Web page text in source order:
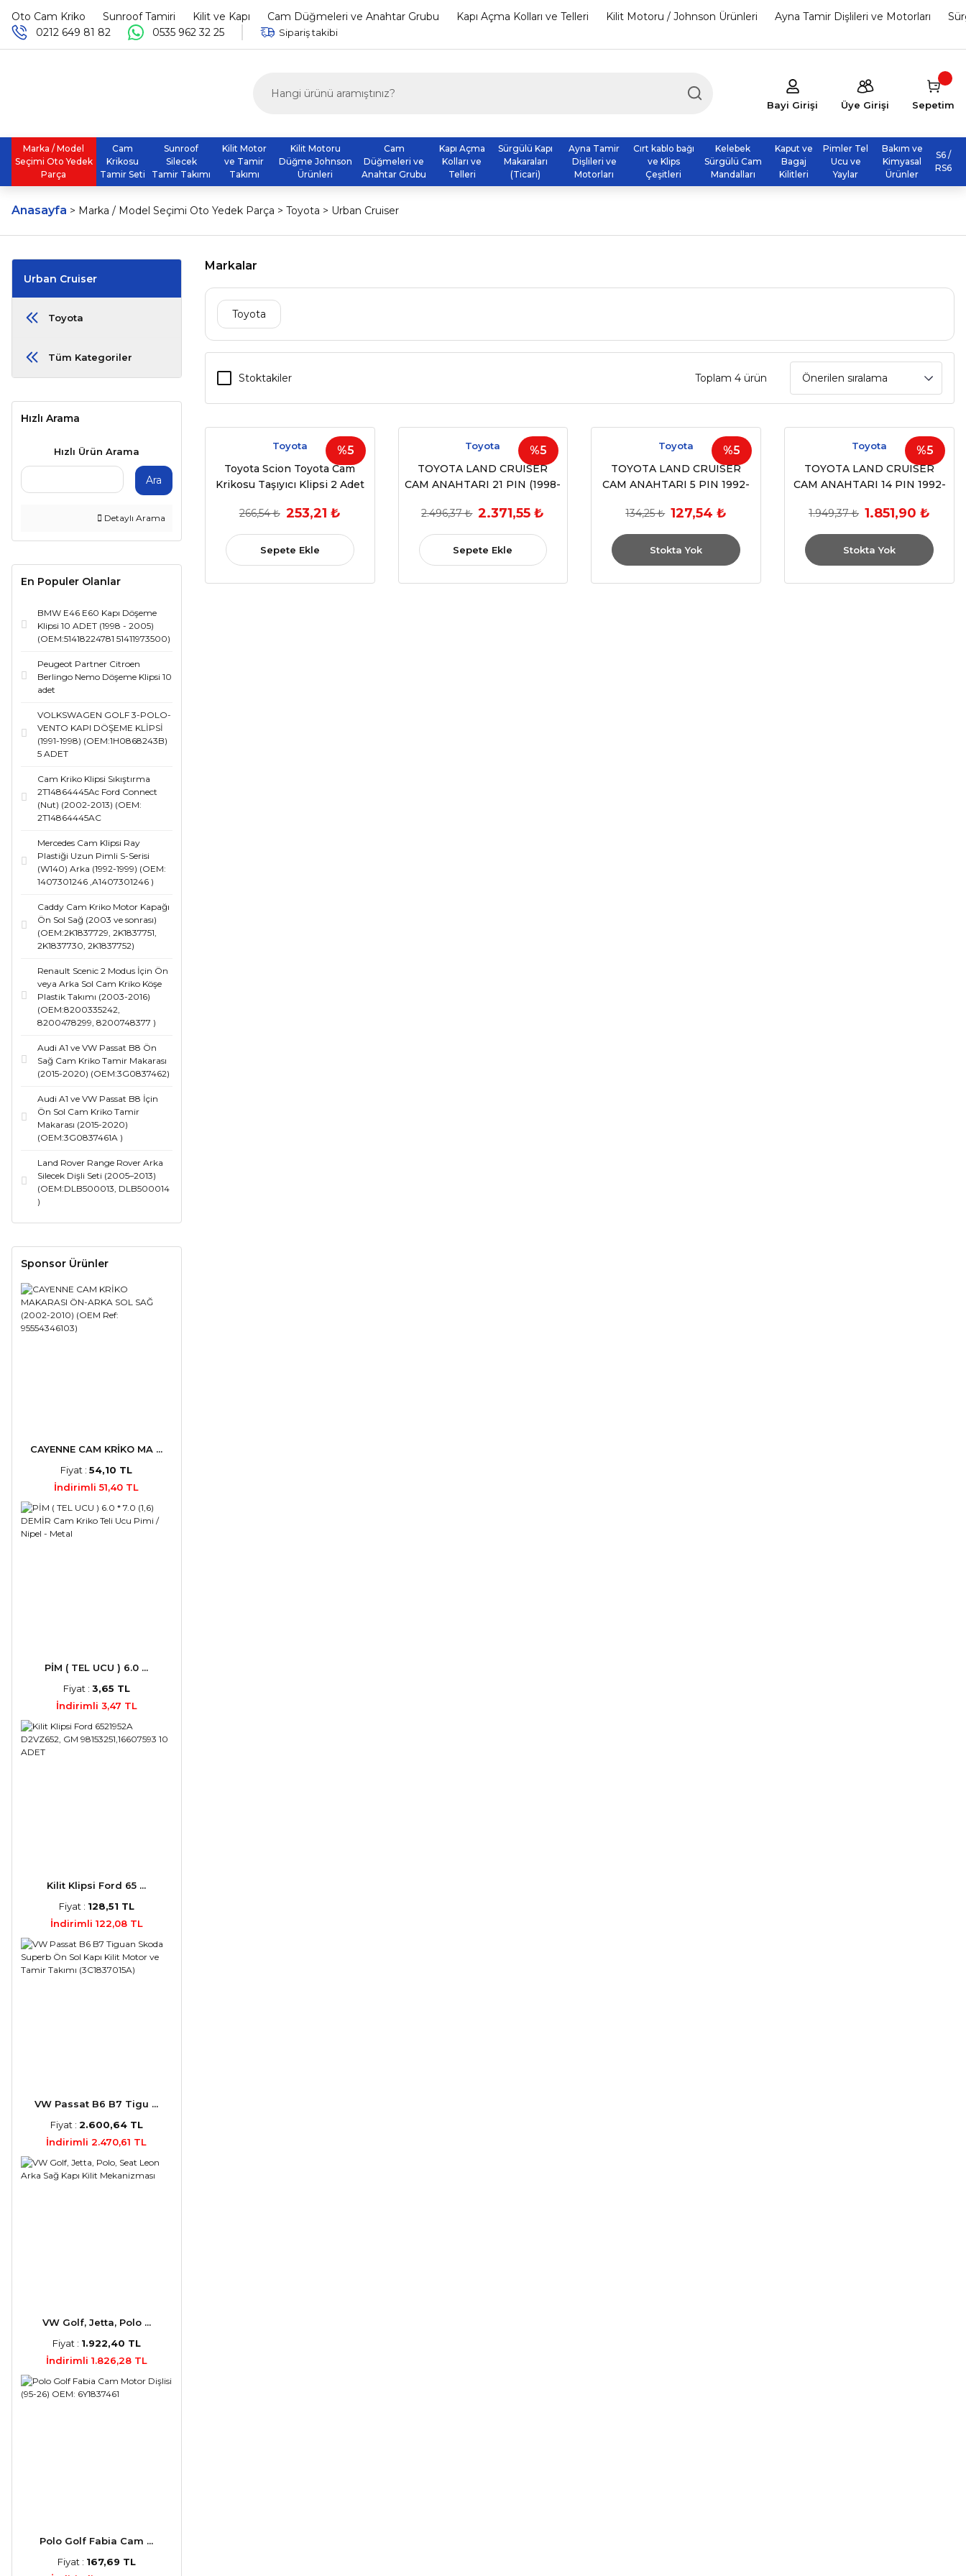
Oto Cam Kriko Sunroof Tamiri Kilit ve Kapı Cam Düğmeleri ve Anahtar Grubu Kapı Açma Kolları ve Telleri Kilit Motoru / Johnson Ürünleri Ayna Tamir Dişlileri ve Motorları
0212 649 81 82
0535 962 32 25 Sipariş takibi
Bayi Girişi Üye Girişi Sepetim
Marka / Model
Seçimi Oto Yedek
Parça
Cam
Krikosu
Tamir Seti
Sunroof
Silecek
Tamir Takımı
Kilit Motor
ve Tamir
Takımı
Kilit Motoru
Düğme Johnson
Ürünleri
Cam
Düğmeleri ve
Anahtar Grubu
Kapı Açma
Kolları ve
Telleri
Sürgülü Kapı
Makaraları
(Ticari)
Ayna Tamir
Dişlileri ve
Motorları
Cırt kablo bağı
ve Klips
Çeşitleri
Kelebek
Sürgülü Cam
Mandalları
Kaput ve
Bagaj
Kilitleri
Pimler Tel
Ucu ve
Yaylar
Bakım ve
Kimyasal
Ürünler
S6 /
RS6
Anasayfa Marka / Model Seçimi Oto Yedek Parça Toyota Urban Cruiser
Urban Cruiser
Toyota
Tüm Kategoriler
Hızlı Arama
Hızlı Ürün Arama
Ara
Detaylı Arama
En Populer Olanlar
BMW E46 E60 Kapı Döşeme
Klipsi 10 ADET (1998 - 2005)
(OEM:51418224781 51411973500)
Peugeot Partner Citroen
Berlingo Nemo Döşeme Klipsi 10
adet
VOLKSWAGEN GOLF 3-POLO-
VENTO KAPI DÖŞEME KLİPSİ
(1991-1998) (OEM:1H0868243B)
5 ADET
Cam Kriko Klipsi Sıkıştırma
2T14864445Ac Ford Connect
(Nut) (2002-2013) (OEM:
2T14864445AC
Mercedes Cam Klipsi Ray
Plastiği Uzun Pimli S-Serisi
(W140) Arka (1992-1999) (OEM:
1407301246 ,A1407301246 )
Caddy Cam Kriko Motor Kapağı
Ön Sol Sağ (2003 ve sonrası)
(OEM:2K1837729, 2K1837751,
2K1837730, 2K1837752)
Renault Scenic 2 Modus İçin Ön
veya Arka Sol Cam Kriko Köşe
Plastik Takımı (2003-2016)
(OEM:8200335242,
8200478299, 8200748377 )
Audi A1 ve VW Passat B8 Ön
Sağ Cam Kriko Tamir Makarası
(2015-2020) (OEM:3G0837462)
Audi A1 ve VW Passat B8 İçin
Ön Sol Cam Kriko Tamir
Makarası (2015-2020)
(OEM:3G0837461A )
Land Rover Range Rover Arka
Silecek Dişli Seti (2005–2013)
(OEM:DLB500013, DLB500014
)
Sponsor Ürünler
CAYENNE CAM KRİKO MA ...
Fiyat :54,10 TL
İndirimli 51,40 TL
PİM ( TEL UCU ) 6.0 ...
Fiyat : 3,65 TL
İndirimli 3,47 TL
Kilit Klipsi Ford 65 ...
Fiyat : 128,51 TL
İndirimli 122,08 TL
VW Passat B6 B7 Tigu ...
Fiyat : 2.600,64 TL
İndirimli 2.470,61 TL
VW Golf, Jetta, Polo ...
Fiyat : 1.922,40 TL
İndirimli 1.826,28 TL
Polo Golf Fabia Cam ...
Fiyat : 167,69 TL
Markalar
Toyota
Stoktakiler Toplam 4 ürün
%5
Toyota
Toyota Scion Toyota Cam
Krikosu Taşıyıcı Klipsi 2 Adet
699510D030
266,54 ₺ 253,21 ₺
Sepete Ekle
%5
Toyota
TOYOTA LAND CRUISER
CAM ANAHTARI 21 PIN (1998-
84820-60080)
2.496,37 ₺ 2.371,55 ₺
Sepete Ekle
%5
Toyota
TOYOTA LAND CRUISER
CAM ANAHTARI 5 PIN 1992-
134,25 ₺ 127,54 ₺
Stokta Yok
%5
Toyota
TOYOTA LAND CRUISER
CAM ANAHTARI 14 PIN 1992-
1.949,37 ₺ 1.851,90 ₺
Stokta Yok